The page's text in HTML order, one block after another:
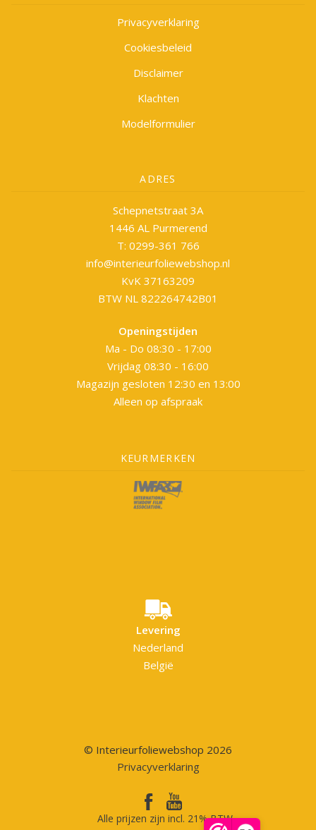
Privacyverklaring
Cookiesbeleid
Disclaimer
Klachten
Modelformulier
ADRES
Schepnetstraat 3A
1446 AL Purmerend
T: 0299-361 766
info@interieurfoliewebshop.nl
KvK 37163209
BTW NL 822264742B01
Openingstijden
Ma - Do 08:30 - 17:00
Vrijdag 08:30 - 16:00
Magazijn gesloten 12:30 en 13:00
Alleen op afspraak
KEURMERKEN
Levering
Nederland
België
© Interieurfoliewebshop 2026
Privacyverklaring
Alle prijzen zijn incl. 21% BTW